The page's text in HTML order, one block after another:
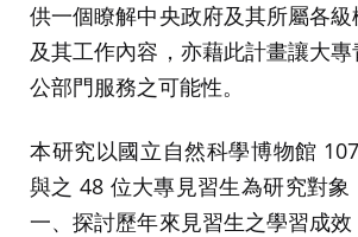
供一個瞭解中央政府及其所屬各
及其工作內容，亦藉此計畫讓大
公部門服務之可能性。
本研究以國立自然科學博物館
與之 48 位大專見習生為研究對象
一、探討歷年來見習生之學習成